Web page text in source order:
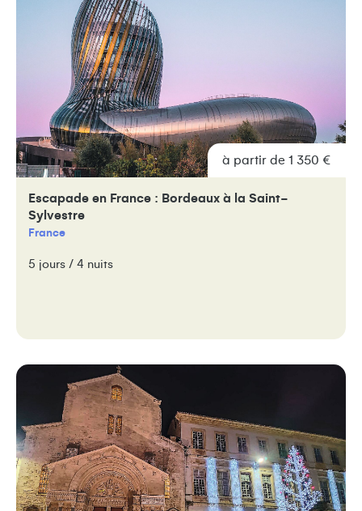
à partir de 1 350 €
Escapade en France : Bordeaux à la Saint-
Sylvestre
France
5 jours / 4 nuits